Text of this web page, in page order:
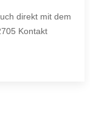
direkt mit dem
Kontakt